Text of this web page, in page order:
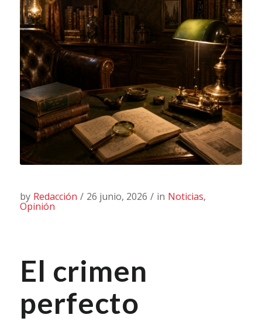
by Redacción / 26 junio, 2026 / in Noticias,
Opinión
El crimen
perfecto